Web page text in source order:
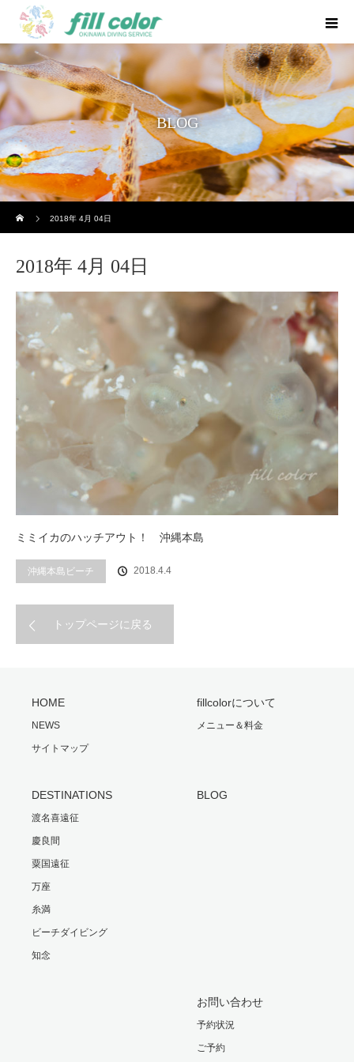
BLOG
2018年 4月 04日
2018年 4月 04日
ミミイカのハッチアウト！ 沖縄本島
沖縄本島ビーチ 2018.4.4
トップページに戻る
HOME
NEWS
サイトマップ
fillcolorについて
メニュー＆料金
DESTINATIONS
渡名喜遠征
慶良間
粟国遠征
万座
糸満
ビーチダイビング
知念
BLOG
お問い合わせ
予約状況
ご予約